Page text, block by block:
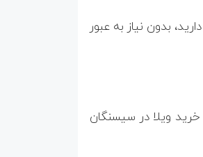
به ویلای خود زمان نیاز دارید، بدون نیاز به عبور
ویلا در سیسنگان